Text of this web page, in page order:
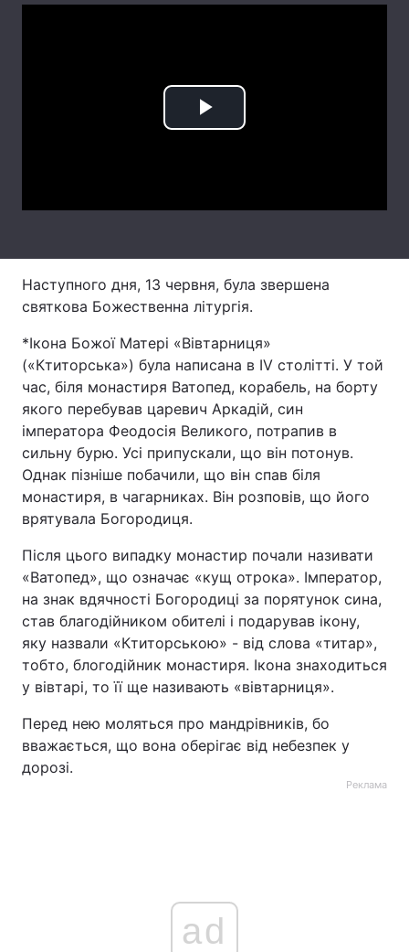
Послуги
Тема оформлення
Play
Наступного дня, 13 червня, була звершена
святкова Божественна літургія.
*Ікона Божої Матері «Вівтарниця»
(«Ктиторська») була написана в IV столітті. У той
час, біля монастиря Ватопед, корабель, на борту
якого перебував царевич Аркадій, син
імператора Феодосія Великого, потрапив в
сильну бурю. Усі припускали, що він потонув.
Однак пізніше побачили, що він спав біля
монастиря, в чагарниках. Він розповів, що його
врятувала Богородиця.
Після цього випадку монастир почали називати
«Ватопед», що означає «кущ отрока». Імператор,
на знак вдячності Богородиці за порятунок сина,
став благодійником обителі і подарував ікону,
яку назвали «Ктиторською» - від слова «титар»,
тобто, блогодійник монастиря. Ікона знаходиться
у вівтарі, то її ще називають «вівтарниця».
Перед нею моляться про мандрівників, бо
вважається, що вона оберігає від небезпек у
дорозі.
Реклама
ad